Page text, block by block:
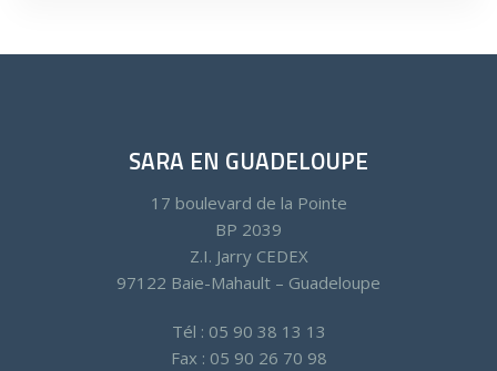
SARA EN GUADELOUPE
17 boulevard de la Pointe
BP 2039
Z.I. Jarry CEDEX
97122 Baie-Mahault – Guadeloupe
Tél : 05 90 38 13 13
Fax : 05 90 26 70 98